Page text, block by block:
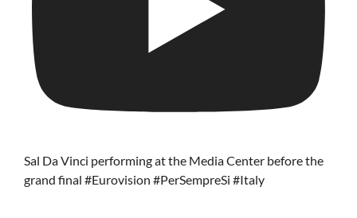
Sal Da Vinci performing at the Media Center before the
grand final #Eurovision #PerSempreSi #Italy